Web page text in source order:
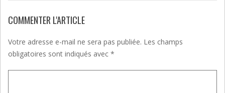
COMMENTER L'ARTICLE
Votre adresse e-mail ne sera pas publiée. Les champs
obligatoires sont indiqués avec *